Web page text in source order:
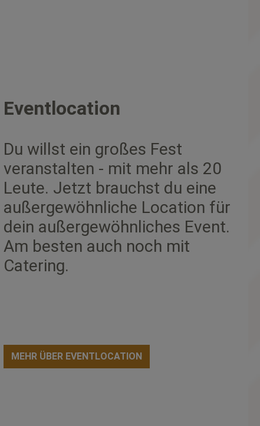
Eventlocation
Du willst ein großes Fest
veranstalten - mit mehr als 20
Leute. Jetzt brauchst du eine
außergewöhnliche Location für
dein außergewöhnliches Event.
Am besten auch noch mit
Catering.
MEHR ÜBER EVENTLOCATION